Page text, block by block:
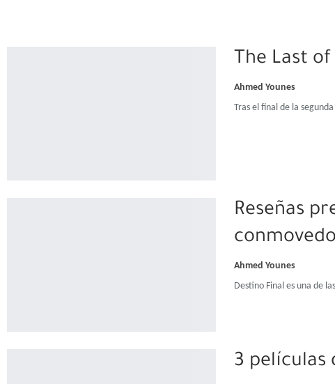
The Last
Ahmed Younes
Tras el final de la
Reseñas
Ahmed Younes
Destino Final es una de
3 películas